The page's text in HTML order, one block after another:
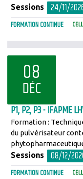
Sessions 24/11/
FORMATION CONTINUE
08
DÉC
P1, P2, P3 - IFAPME
Formation :
du pulvérisateur
Sessions 08/12/
FORMATION CONTINUE